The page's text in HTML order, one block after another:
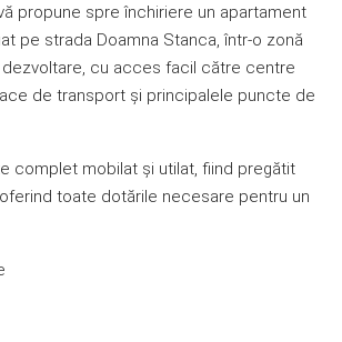
propune spre închiriere un apartament
pe strada Doamna Stanca, într-o zonă
dezvoltare, cu acces facil către centre
de transport și principalele puncte de
complet mobilat și utilat, fiind pregătit
toate dotările necesare pentru un